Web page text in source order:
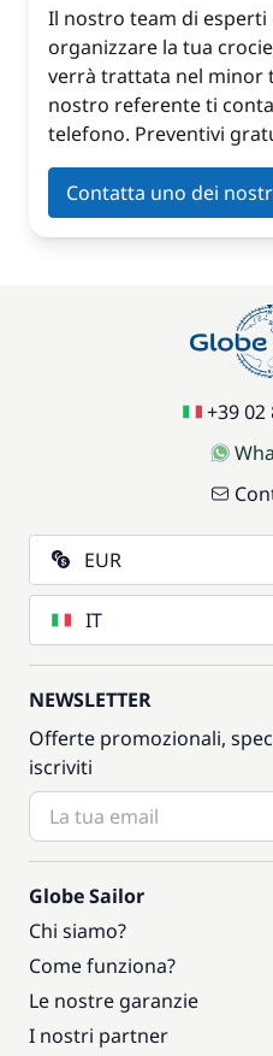
Il nostro team di
organizzare la tua
verrà trattata nel minor
nostro referente ti
telefono. Preventivi
Contatta uno dei
+39 02
EUR
IT
NEWSLETTER
Offerte promozionali,
iscriviti
Globe Sailor
Chi siamo?
Come funziona?
Le nostre garanzie
I nostri partner